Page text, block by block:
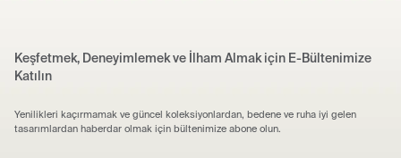
Keşfetmek, Deneyimlemek ve İlham Almak için E-Bültenimize
Katılın
Yenilikleri kaçırmamak ve güncel koleksiyonlardan, bedene ve ruha iyi gelen
tasarımlardan haberdar olmak için bültenimize abone olun.